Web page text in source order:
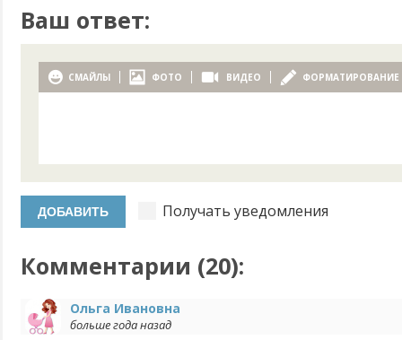
Ваш ответ:
СМАЙЛЫ ФОТО ВИДЕО ФОРМАТИРОВАНИЕ
Получать уведомления
Комментарии (20):
Ольга Ивановна
больше года назад